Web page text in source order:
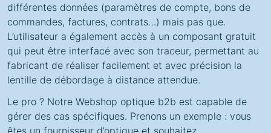
différentes données (paramètres de compte, bons de
commandes, factures, contrats…) mais pas que.
L’utilisateur a également accès à un composant gratuit
qui peut être interfacé avec son traceur, permettant au
fabricant de réaliser facilement et avec précision la
lentille de débordage à distance attendue.
Le pro ? Notre Webshop optique b2b est capable de
gérer des cas spécifiques. Prenons un exemple : vous
êtes un fournisseur d’optique et souhaitez